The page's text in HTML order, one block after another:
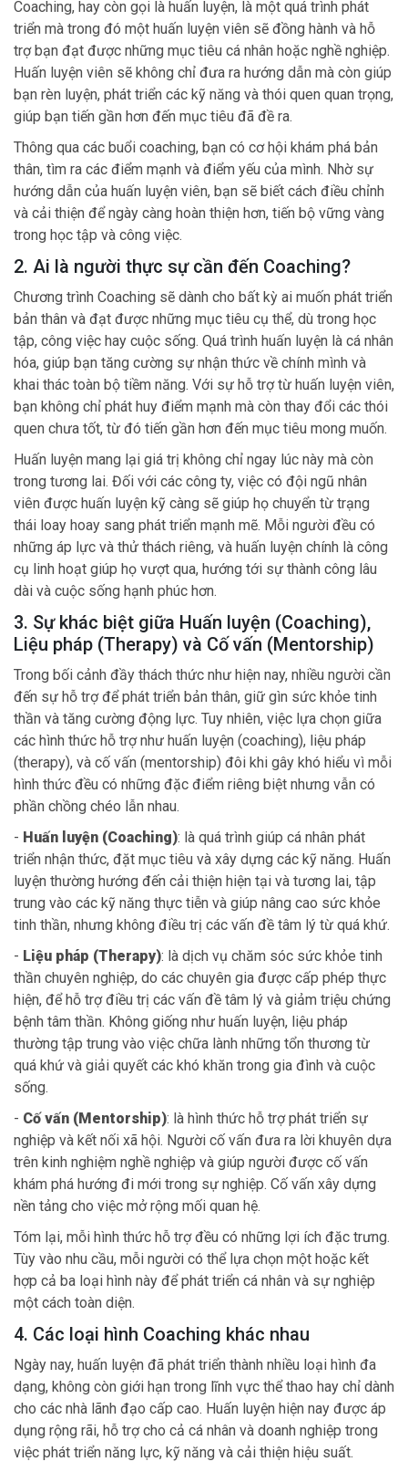
Coaching, hay còn gọi là huấn luyện, là một quá trình phát
triển mà trong đó một huấn luyện viên sẽ đồng hành và hỗ
trợ bạn đạt được những mục tiêu cá nhân hoặc nghề nghiệp.
Huấn luyện viên sẽ không chỉ đưa ra hướng dẫn mà còn giúp
bạn rèn luyện, phát triển các kỹ năng và thói quen quan trọng,
giúp bạn tiến gần hơn đến mục tiêu đã đề ra.
Thông qua các buổi coaching, bạn có cơ hội khám phá bản
thân, tìm ra các điểm mạnh và điểm yếu của mình. Nhờ sự
hướng dẫn của huấn luyện viên, bạn sẽ biết cách điều chỉnh
và cải thiện để ngày càng hoàn thiện hơn, tiến bộ vững vàng
trong học tập và công việc.
2. Ai là người thực sự cần đến Coaching?
Chương trình Coaching sẽ dành cho bất kỳ ai muốn phát triển
bản thân và đạt được những mục tiêu cụ thể, dù trong học
tập, công việc hay cuộc sống. Quá trình huấn luyện là cá nhân
hóa, giúp bạn tăng cường sự nhận thức về chính mình và
khai thác toàn bộ tiềm năng. Với sự hỗ trợ từ huấn luyện viên,
bạn không chỉ phát huy điểm mạnh mà còn thay đổi các thói
quen chưa tốt, từ đó tiến gần hơn đến mục tiêu mong muốn.
Huấn luyện mang lại giá trị không chỉ ngay lúc này mà còn
trong tương lai. Đối với các công ty, việc có đội ngũ nhân
viên được huấn luyện kỹ càng sẽ giúp họ chuyển từ trạng
thái loay hoay sang phát triển mạnh mẽ. Mỗi người đều có
những áp lực và thử thách riêng, và huấn luyện chính là công
cụ linh hoạt giúp họ vượt qua, hướng tới sự thành công lâu
dài và cuộc sống hạnh phúc hơn.
3. Sự khác biệt giữa Huấn luyện (Coaching),
Liệu pháp (Therapy) và Cố vấn (Mentorship)
Trong bối cảnh đầy thách thức như hiện nay, nhiều người cần
đến sự hỗ trợ để phát triển bản thân, giữ gìn sức khỏe tinh
thần và tăng cường động lực. Tuy nhiên, việc lựa chọn giữa
các hình thức hỗ trợ như huấn luyện (coaching), liệu pháp
(therapy), và cố vấn (mentorship) đôi khi gây khó hiểu vì mỗi
hình thức đều có những đặc điểm riêng biệt nhưng vẫn có
phần chồng chéo lẫn nhau.
- Huấn luyện (Coaching): là quá trình giúp cá nhân phát
triển nhận thức, đặt mục tiêu và xây dựng các kỹ năng. Huấn
luyện thường hướng đến cải thiện hiện tại và tương lai, tập
trung vào các kỹ năng thực tiễn và giúp nâng cao sức khỏe
tinh thần, nhưng không điều trị các vấn đề tâm lý từ quá khứ.
- Liệu pháp (Therapy): là dịch vụ chăm sóc sức khỏe tinh
thần chuyên nghiệp, do các chuyên gia được cấp phép thực
hiện, để hỗ trợ điều trị các vấn đề tâm lý và giảm triệu chứng
bệnh tâm thần. Không giống như huấn luyện, liệu pháp
thường tập trung vào việc chữa lành những tổn thương từ
quá khứ và giải quyết các khó khăn trong gia đình và cuộc
sống.
- Cố vấn (Mentorship): là hình thức hỗ trợ phát triển sự
nghiệp và kết nối xã hội. Người cố vấn đưa ra lời khuyên dựa
trên kinh nghiệm nghề nghiệp và giúp người được cố vấn
khám phá hướng đi mới trong sự nghiệp. Cố vấn xây dựng
nền tảng cho việc mở rộng mối quan hệ.
Tóm lại, mỗi hình thức hỗ trợ đều có những lợi ích đặc trưng.
Tùy vào nhu cầu, mỗi người có thể lựa chọn một hoặc kết
hợp cả ba loại hình này để phát triển cá nhân và sự nghiệp
một cách toàn diện.
4. Các loại hình Coaching khác nhau
Ngày nay, huấn luyện đã phát triển thành nhiều loại hình đa
dạng, không còn giới hạn trong lĩnh vực thể thao hay chỉ dành
cho các nhà lãnh đạo cấp cao. Huấn luyện hiện nay được áp
dụng rộng rãi, hỗ trợ cho cả cá nhân và doanh nghiệp trong
việc phát triển năng lực, kỹ năng và cải thiện hiệu suất.